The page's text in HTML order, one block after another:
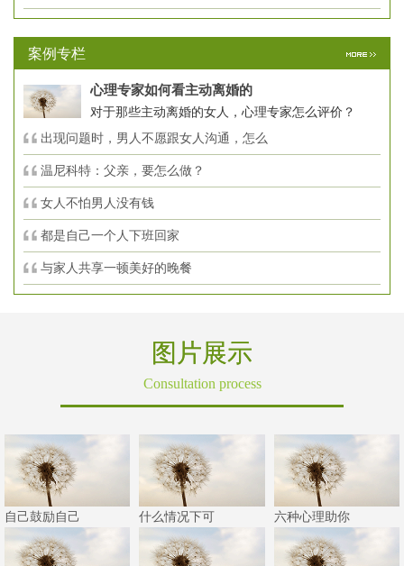
案例专栏
心理专家如何看主动离婚的
对于那些主动离婚的女人，心理专家怎么评价？
出现问题时，男人不愿跟女人沟通，怎么
温尼科特：父亲，要怎么做？
女人不怕男人没有钱
都是自己一个人下班回家
与家人共享一顿美好的晚餐
图片展示
Consultation process
自己鼓励自己 什么情况下可 六种心理助你